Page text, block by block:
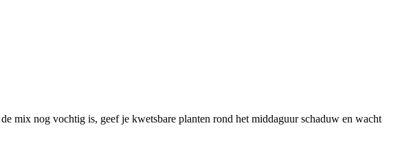
mix nog vochtig is, geef je kwetsbare planten rond het middaguur schaduw en wacht